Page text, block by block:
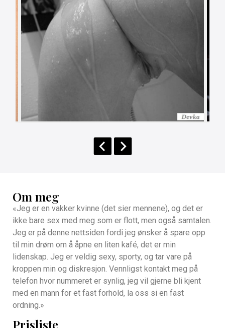
Om meg
«Jeg er en vakker kvinne (det sier mennene), og det er
ikke bare sex med meg som er flott, men også samtalen.
Jeg er på denne nettsiden fordi jeg ønsker å spare opp
til min drøm om å åpne en liten kafé, det er min
lidenskap. Jeg er veldig sexy, sporty, og tar vare på
kroppen min og diskresjon. Vennligst kontakt meg på
telefon hvor nummeret er synlig, jeg vil gjerne bli kjent
med en mann for et fast forhold, la oss si en fast
ordning.»
Prisliste